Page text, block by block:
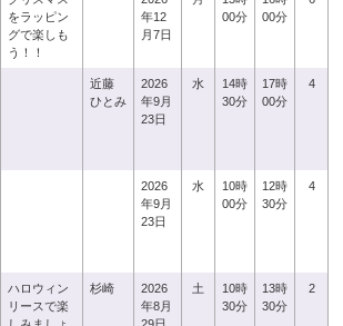
をラッピン
グで楽しも
う！！
年12
月7日
00分
00分
近藤
ひとみ
2026
年9月
23日
水
14時
30分
17時
00分
4
2026
年9月
23日
水
10時
00分
12時
30分
4
ハロウィン
リースで楽
杉崎
2026
年8月
土
10時
30分
13時
30分
2